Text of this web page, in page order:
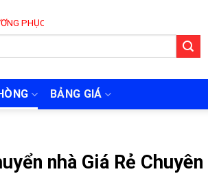
24/7
BẢNG GIÁ
nhà Giá Rẻ